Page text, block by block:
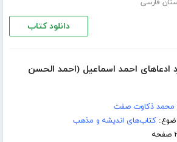
فارسی
دانلود کتاب
ادعاهای احمد اسماعیل (احمد الحسن
محمد ذکاوت صفت
کتاب‌های اندیشه و مذهب